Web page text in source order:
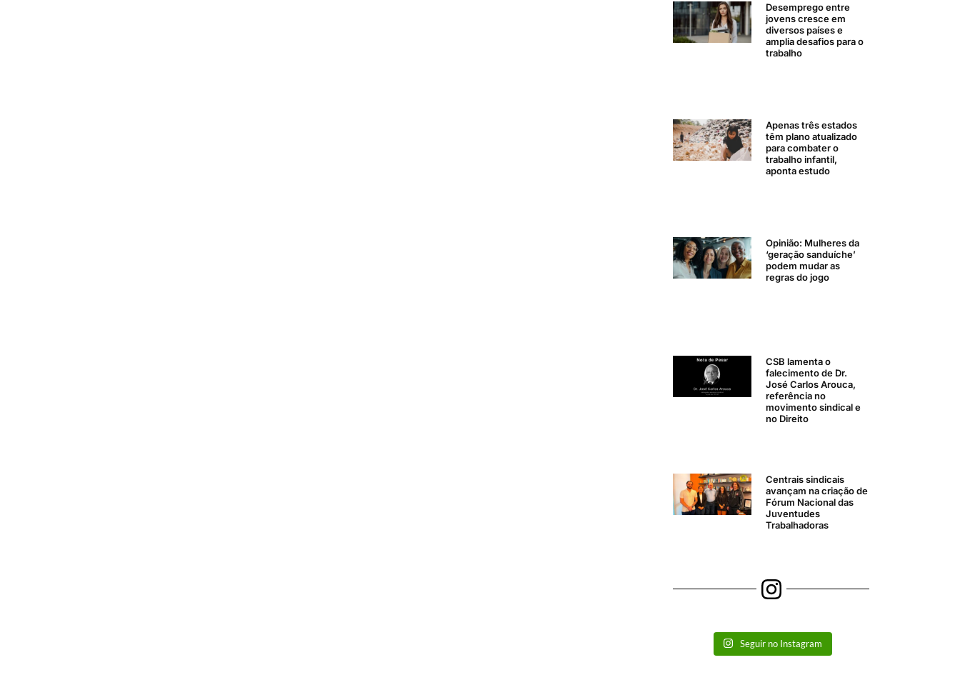
Desemprego entre
jovens cresce em
diversos países e
amplia desafios para o
trabalho
Apenas três estados
têm plano atualizado
para combater o
trabalho infantil,
aponta estudo
Opinião: Mulheres da
‘geração sanduíche’
podem mudar as
regras do jogo
CSB lamenta o
falecimento de Dr.
José Carlos Arouca,
referência no
movimento sindical e
no Direito
Centrais sindicais
avançam na criação de
Fórum Nacional das
Juventudes
Trabalhadoras
Seguir no Instagram